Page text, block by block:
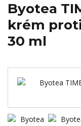
Byotea
krém
30 ml